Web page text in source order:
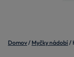
Domov Myčky nádobí